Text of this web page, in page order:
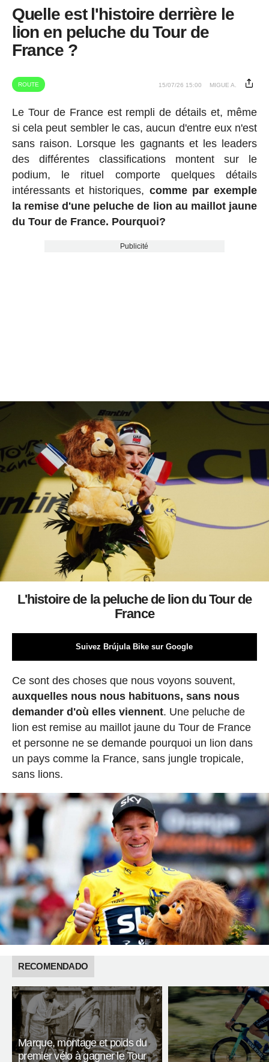
Quelle est l'histoire derrière le
lion en peluche du Tour de
France ?
ROUTE 15/07/26 15:00 MIGUE A.
Le Tour de France est rempli de détails et, même
si cela peut sembler le cas, aucun d'entre eux n'est
sans raison. Lorsque les gagnants et les leaders
des différentes classifications montent sur le
podium, le rituel comporte quelques détails
intéressants et historiques, comme par exemple
la remise d'une peluche de lion au maillot jaune
du Tour de France. Pourquoi?
Publicité
L'histoire de la peluche de lion du Tour de
France
Suivez Brújula Bike sur Google
Ce sont des choses que nous voyons souvent,
auxquelles nous nous habituons, sans nous
demander d'où elles viennent. Une peluche de
lion est remise au maillot jaune du Tour de France
et personne ne se demande pourquoi un lion dans
un pays comme la France, sans jungle tropicale,
sans lions.
RECOMENDADO
Marque, montage et poids du
premier vélo à gagner le Tour